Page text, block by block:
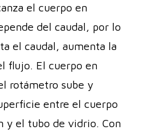
el cuerpo en
del caudal, por lo
el caudal, aumenta la
flujo. El cuerpo en
rotámetro sube y
entre el cuerpo
y el tubo de vidrio. Con